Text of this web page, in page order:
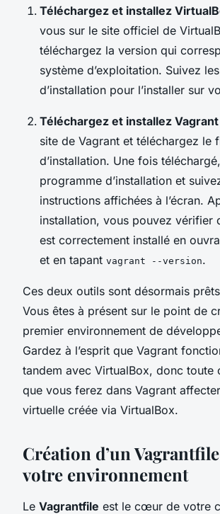
Téléchargez et installez
vous sur le site officiel de
téléchargez la version qui
système d’exploitation. Suivez
d’installation pour l’installer sur
Téléchargez et installez Vagrant
site de Vagrant et téléchargez le
d’installation. Une fois
programme d’installation et
instructions affichées à l’écran.
installation, vous pouvez vérifier
est correctement installé en
et en tapant vagrant --version.
Ces deux outils sont désormais
Vous êtes à présent sur le point de
premier environnement de
Gardez à l’esprit que Vagrant
tandem avec VirtualBox, donc toute
que vous ferez dans Vagrant
virtuelle créée via VirtualBox.
Création d’un
votre environnement
Le Vagrantfile est le cœur de votre